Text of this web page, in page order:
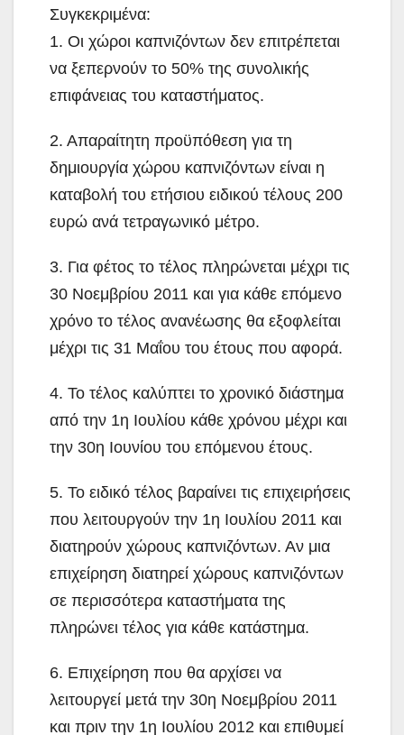
Συγκεκριμένα:
1. Οι χώροι καπνιζόντων δεν επιτρέπεται
να ξεπερνούν το 50% της συνολικής
επιφάνειας του καταστήματος.
2. Απαραίτητη προϋπόθεση για τη
δημιουργία χώρου καπνιζόντων είναι η
καταβολή του ετήσιου ειδικού τέλους 200
ευρώ ανά τετραγωνικό μέτρο.
3. Για φέτος το τέλος πληρώνεται μέχρι τις
30 Νοεμβρίου 2011 και για κάθε επόμενο
χρόνο το τέλος ανανέωσης θα εξοφλείται
μέχρι τις 31 Μαΐου του έτους που αφορά.
4. Το τέλος καλύπτει το χρονικό διάστημα
από την 1η Ιουλίου κάθε χρόνου μέχρι και
την 30η Ιουνίου του επόμενου έτους.
5. Το ειδικό τέλος βαραίνει τις επιχειρήσεις
που λειτουργούν την 1η Ιουλίου 2011 και
διατηρούν χώρους καπνιζόντων. Αν μια
επιχείρηση διατηρεί χώρους καπνιζόντων
σε περισσότερα καταστήματα της
πληρώνει τέλος για κάθε κατάστημα.
6. Επιχείρηση που θα αρχίσει να
λειτουργεί μετά την 30η Νοεμβρίου 2011
και πριν την 1η Ιουλίου 2012 και επιθυμεί